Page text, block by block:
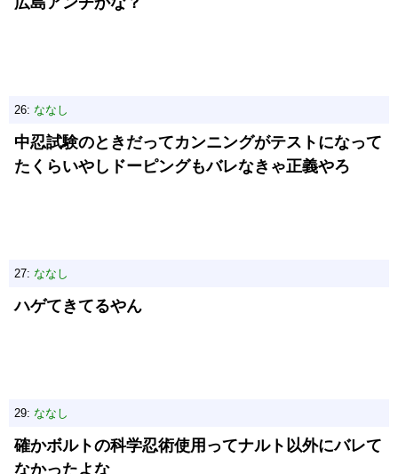
26: ななし
中忍試験のときだってカンニングがテストになって
たくらいやしドーピングもバレなきゃ正義やろ
27: ななし
ハゲてきてるやん
29: ななし
確かボルトの科学忍術使用ってナルト以外にバレて
なかったよな